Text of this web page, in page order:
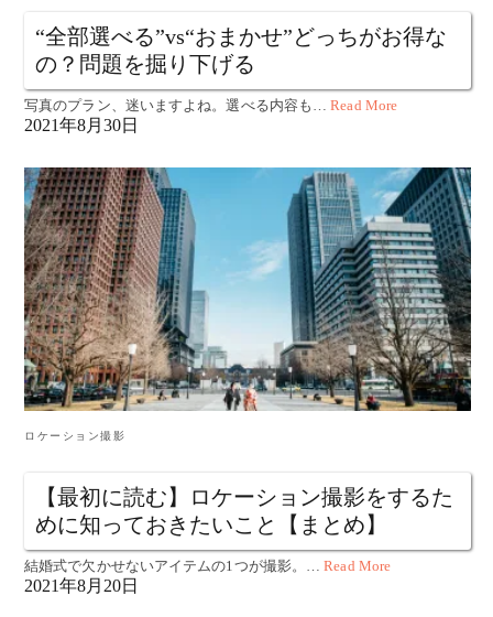
“全部選べる”vs“おまかせ”どっちがお得な
の？問題を掘り下げる
写真のプラン、迷いますよね。選べる内容も…Read More
2021年8月30日
ロケーション撮影
【最初に読む】ロケーション撮影をするた
めに知っておきたいこと【まとめ】
結婚式で欠かせないアイテムの1つが撮影。…Read More
2021年8月20日